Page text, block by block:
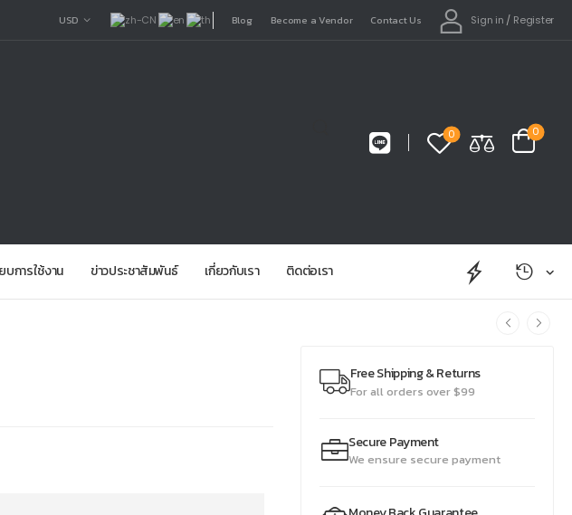
USD Blog Become a Vendor Contact Us Sign in / Register
0 0
บการใช้งาน ข่าวประชาสัมพันธ์ เกี่ยวกับเรา ติดต่อเรา
Free Shipping & Returns
For all orders over $99
Secure Payment
We ensure secure payment